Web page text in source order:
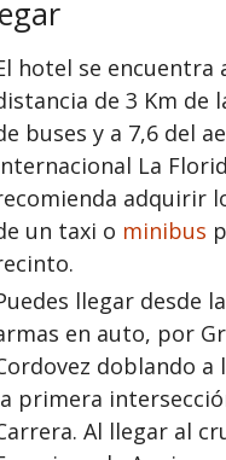
hotel se encuentra
de 3 Km de
buses y a 7,6 del
La
adquirir
un taxi o minibus
llegar desde
en auto, por
doblando a
primera
Al llegar al